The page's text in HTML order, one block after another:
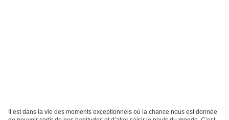
Il est dans la vie des moments exceptionnels où la chance nous est donnée